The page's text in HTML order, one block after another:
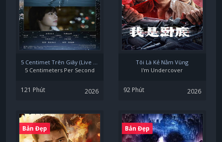
5 Centimet Trên Giây (Live Action)
5 Centimeters Per Second
121 Phút 2026
Tôi Là Kẻ Nằm Vùng
I'm Undercover
92 Phút 2026
Bản Đẹp Bản Đẹp